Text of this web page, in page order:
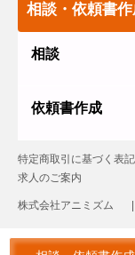
相談・依頼書
相談
依頼書作成
特定商取引に基づく表記
求人のご案内
株式会社アニミズム
© 2026 革製品の修理 レザー